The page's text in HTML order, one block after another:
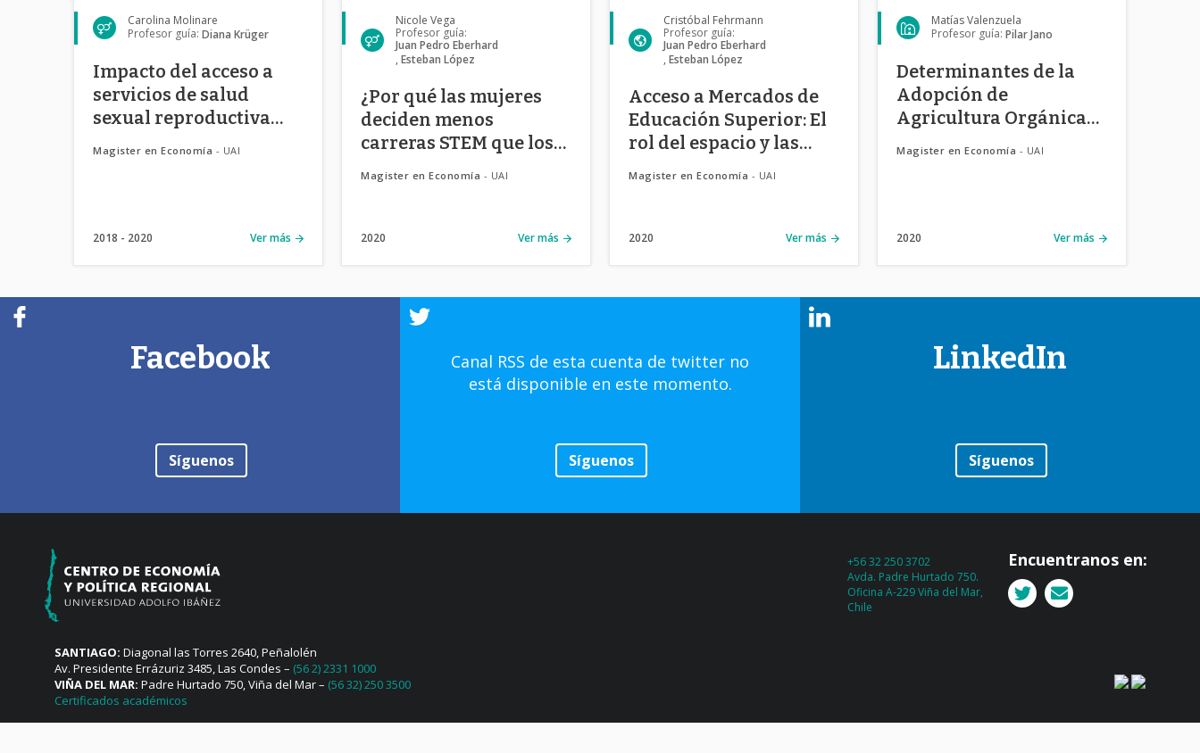
Carolina Molinare
Profesor guía: Diana Krüger
Impacto del acceso a
servicios de salud
sexual reproductiva
escolaridad en
Magister en Economía - UAI
2018 2020 Ver más
Nicole Vega
Profesor guía:
Juan Pedro Eberhard
Esteban López
¿Por qué las mujeres
deciden menos
carreras STEM que los
Magister en Economía - UAI
2020 Ver más
Cristóbal Fehrmann
Profesor guía:
Juan Pedro Eberhard
Esteban López
Acceso a Mercados de
Educación Superior: El
rol del espacio y las
Magister en Economía - UAI
2020 Ver más
Matías Valenzuela
Profesor guía: Pilar Jano
Determinantes de la
Adopción de
Agricultura Orgánica
Productores de Uva
Magister en Economía - UAI
2020 Ver más
Facebook
Síguenos
Canal RSS de esta cuenta de twitter no
está disponible en este momento.
Síguenos
LinkedIn
Síguenos
+56 32 250 3702
Avda. Padre Hurtado 750.
Oficina A-229 Viña del Mar,
Chile
Encuentranos en:
SANTIAGO: Diagonal las Torres 2640, Peñalolén
Av. Presidente Errázuriz 3485, Las Condes – (56 2) 2331 1000
VIÑA DEL MAR: Padre Hurtado 750, Viña del Mar – (56 32) 250 3500
Certificados académicos